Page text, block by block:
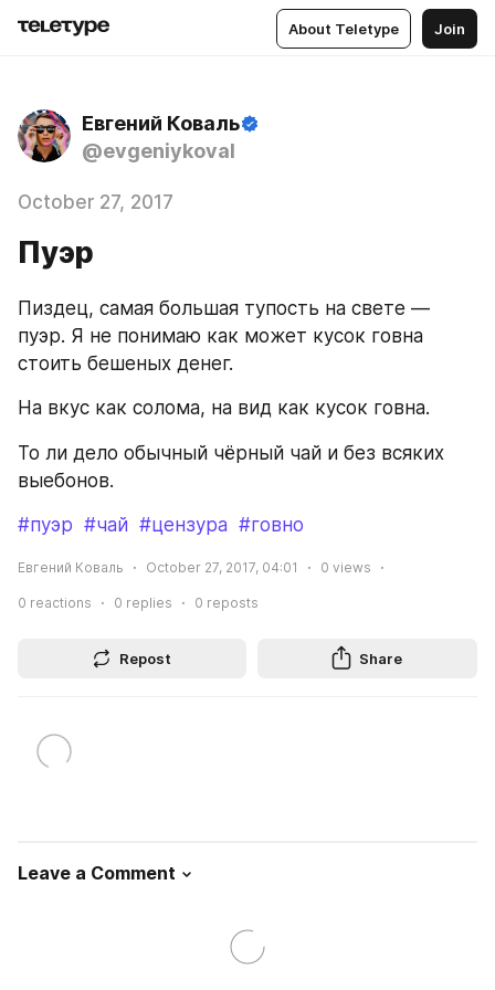
About Teletype Join
Евгений Коваль
@evgeniykoval
October 27, 2017
Пуэр
Пиздец, самая большая тупость на свете —
пуэр. Я не понимаю как может кусок говна
стоить бешеных денег.
На вкус как солома, на вид как кусок говна.
То ли дело обычный чёрный чай и без всяких
выебонов.
#пуэр #чай #цензура #говно
Евгений Коваль October 27, 2017, 04:01 0 views
0 reactions 0 replies 0 reposts
Repost Share
Leave a Comment